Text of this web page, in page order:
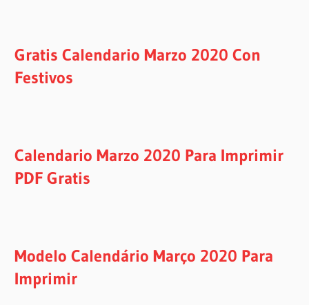
Gratis Calendario Marzo 2020 Con
Festivos
Calendario Marzo 2020 Para Imprimir
PDF Gratis
Modelo Calendário Março 2020 Para
Imprimir